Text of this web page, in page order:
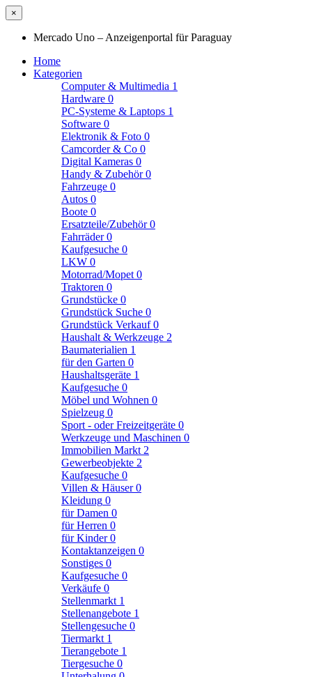
×
Mercado Uno – Anzeigenportal für Paraguay
Home
Kategorien
Computer & Multimedia 1
Hardware 0
PC-Systeme & Laptops 1
Software 0
Elektronik & Foto 0
Camcorder & Co 0
Digital Kameras 0
Handy & Zubehör0
Fahrzeuge 0
Autos 0
Boote 0
Ersatzteile/Zubehör0
Fahrräder0
Kaufgesuche 0
LKW 0
Motorrad/Mopet 0
Traktoren 0
Grundstücke 0
Grundstück Suche 0
Grundstück Verkauf0
Haushalt & Werkzeuge 2
Baumaterialien 1
für den Garten 0
Haushaltsgeräte 1
Kaufgesuche 0
Möbel und Wohnen 0
Spielzeug 0
Sport - oder Freizeitgeräte 0
Werkzeuge und Maschinen 0
Immobilien Markt 2
Gewerbeobjekte 2
Kaufgesuche 0
Villen & Häuser0
Kleidung 0
für Damen 0
für Herren 0
für Kinder0
Kontaktanzeigen 0
Sonstiges 0
Kaufgesuche 0
Verkäufe 0
Stellenmarkt 1
Stellenangebote 1
Stellengesuche 0
Tiermarkt 1
Tierangebote 1
Tiergesuche 0